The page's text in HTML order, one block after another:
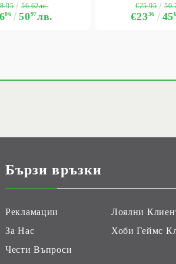
06 5097лв.
56.62лв.
€2336 45
€25.95
Бързи връзки
Рекламации
За Нас
Чести Въпроси
Лоялни
Хоби Геймс